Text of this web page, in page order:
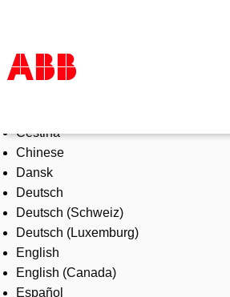
Products & Solutions
Industries
Services
About us
Where to buy
Contact us
Careers
Čeština
Chinese
Dansk
Deutsch
Deutsch (Schweiz)
Deutsch (Luxemburg)
English
English (Canada)
Español